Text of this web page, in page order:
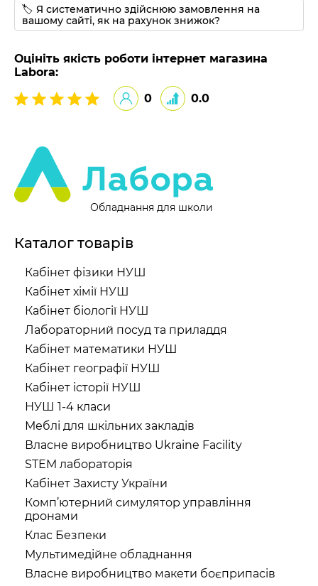
🏷 Я систематично здійснюю замовлення на
вашому сайті, як на рахунок знижок?
Оцініть якість роботи інтернет магазина
Labora:
0
0.0
Обладнання для школи
Каталог товарів
Кабінет фізики НУШ
Кабінет хімії НУШ
Кабінет біології НУШ
Лабораторний посуд та приладдя
Кабінет математики НУШ
Кабінет географії НУШ
Кабінет історії НУШ
НУШ 1-4 класи
Меблі для шкільних закладів
Власне виробництво Ukraine Facility
STEM лабораторія
Кабінет Захисту України
Комп’ютерний симулятор управління
дронами
Клас Безпеки
Мультимедійне обладнання
Власне виробництво макети боєприпасів